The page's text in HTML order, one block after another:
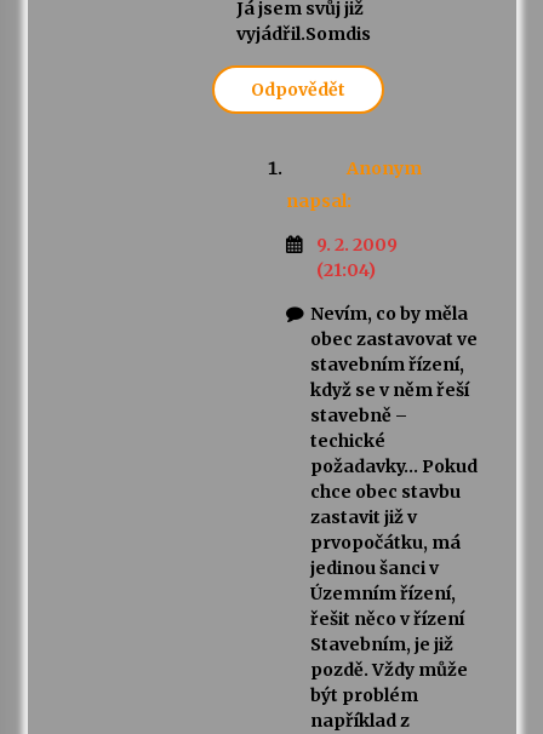
Já jsem svůj již
vyjádřil.Somdis
Odpovědět
Anonym
napsal:
9. 2. 2009
(21:04)
Nevím, co by měla
obec zastavovat ve
stavebním řízení,
když se v něm řeší
stavebně –
techické
požadavky… Pokud
chce obec stavbu
zastavit již v
prvopočátku, má
jedinou šanci v
Územním řízení,
řešit něco v řízení
Stavebním, je již
pozdě. Vždy může
být problém
například z